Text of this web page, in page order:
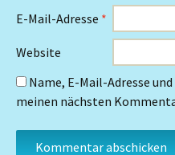
E-Mail-Adresse *
Website
Name, E-Mail-Adresse
meinen nächsten